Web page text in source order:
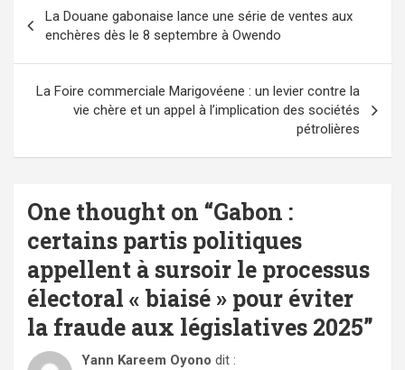
de
l’article
La Douane gabonaise lance une série de ventes aux
enchères dès le 8 septembre à Owendo
La Foire commerciale Marigovéene : un levier contre la
vie chère et un appel à l’implication des sociétés
pétrolières
One thought on “Gabon :
certains partis politiques
appellent à sursoir le processus
électoral « biaisé » pour éviter
la fraude aux législatives 2025”
Yann Kareem Oyono dit :